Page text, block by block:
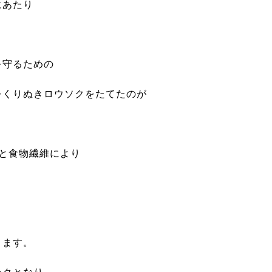
たり
るための
くりぬきロウソクをたてたのが
食物繊維により
す。